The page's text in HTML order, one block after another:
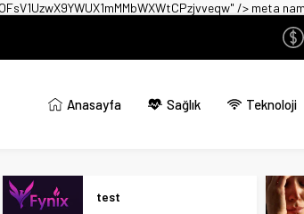
/> meta
Anasayfa Sağlık Teknoloji
test